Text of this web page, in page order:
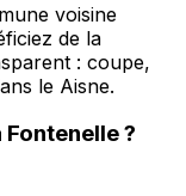
voisine
de la
: coupe,
le Aisne.
Fontenelle?